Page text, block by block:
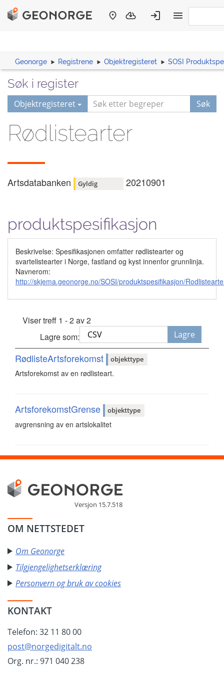
Geonorge Registrene Objektregisteret SOSI
Søk i register
Objektregisteret Søk
Rødlistearter
Artsdatabanken Gyldig 20210901
produktspesifikasjon
Beskrivelse: Spesifikasjonen omfatter rødlistearter og
svartelistearter i Norge, fastland og kyst innenfor grunnlinja.
Navnerom:
http://skjema.geonorge.no/SOSI/produktspesifikasjon/
Viser treff 1 - 2 av 2
Lagre som:
Lagre
RødlisteArtsforekomst objekttype
Artsforekomst av en rødlisteart.
ArtsforekomstGrense objekttype
avgrensning av en artslokalitet